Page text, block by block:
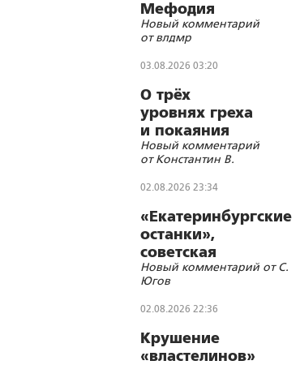
Мефодия
(Немцова)?
Новый комментарий
от влдмр
03.08.2026 03:20
О трёх
уровнях греха
и покаяния
Новый комментарий
от Константин В.
02.08.2026 23:34
«Екатеринбургские
останки»,
советская
символика и
цифровизации
Новый комментарий от С.
Югов
02.08.2026 22:36
Крушение
«властелинов»